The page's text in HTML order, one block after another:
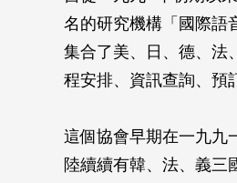
名的研究機構「國際語
集合了美、日、德、法
程安排、資訊查詢、預
這個協會早期在一九九
陸續續有韓、法、義三